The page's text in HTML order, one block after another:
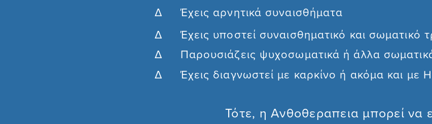
Δ Έχεις αρνητικά συναισθήματα
Δ Έχεις υποστεί συναισθηματικό και σωματικό
Δ Παρουσιάζεις ψυχοσωματικά ή άλλα
Δ Έχεις διαγνωστεί με καρκίνο ή ακόμα και με
Τότε, η Ανθοθεραπεια μπορεί να